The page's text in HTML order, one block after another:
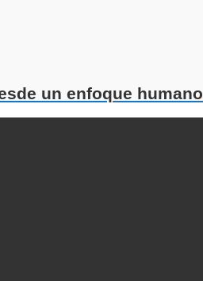
un enfoque humano